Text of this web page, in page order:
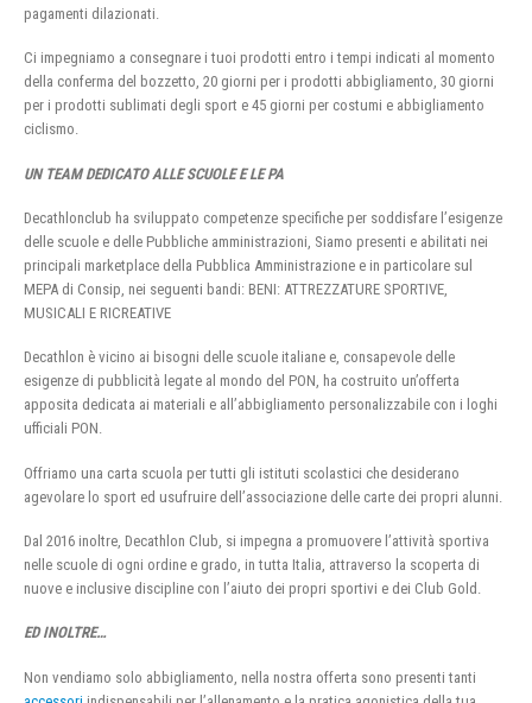
pagamenti dilazionati.
Ci impegniamo a consegnare i tuoi prodotti entro i tempi indicati al momento
della conferma del bozzetto, 20 giorni per i prodotti abbigliamento, 30 giorni
per i prodotti sublimati degli sport e 45 giorni per costumi e abbigliamento
ciclismo.
UN TEAM DEDICATO ALLE SCUOLE E LE PA
Decathlonclub ha sviluppato competenze specifiche per soddisfare l’esigenze
delle scuole e delle Pubbliche amministrazioni, Siamo presenti e abilitati nei
principali marketplace della Pubblica Amministrazione e in particolare sul
MEPA di Consip, nei seguenti bandi: BENI: ATTREZZATURE SPORTIVE,
MUSICALI E RICREATIVE
Decathlon è vicino ai bisogni delle scuole italiane e, consapevole delle
esigenze di pubblicità legate al mondo del PON, ha costruito un’offerta
apposita dedicata ai materiali e all’abbigliamento personalizzabile con i loghi
ufficiali PON.
Offriamo una carta scuola per tutti gli istituti scolastici che desiderano
agevolare lo sport ed usufruire dell’associazione delle carte dei propri alunni.
Dal 2016 inoltre, Decathlon Club, si impegna a promuovere l’attività sportiva
nelle scuole di ogni ordine e grado, in tutta Italia, attraverso la scoperta di
nuove e inclusive discipline con l’aiuto dei propri sportivi e dei Club Gold.
ED INOLTRE…
Non vendiamo solo abbigliamento, nella nostra offerta sono presenti tanti